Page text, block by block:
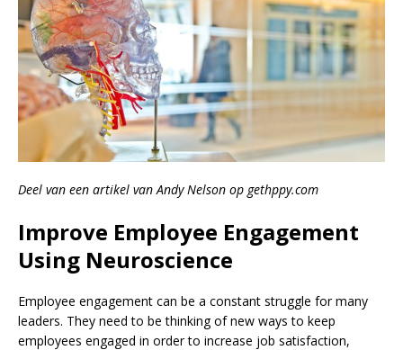
Deel van een artikel van Andy Nelson op gethppy.com
Improve Employee Engagement
Using Neuroscience
Employee engagement can be a constant struggle for many
leaders. They need to be thinking of new ways to keep
employees engaged in order to increase job satisfaction,